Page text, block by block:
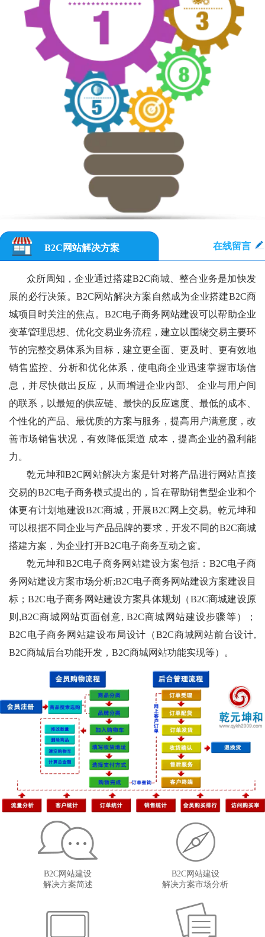
B2C网站解决方案 在线留言
众所周知，企业通过搭建B2C商城、整合业务是加快发
展的必行决策。B2C网站解决方案自然成为企业搭建B2C商
城项目时关注的焦点。B2C电子商务网站建设可以帮助企业
变革管理思想、优化交易业务流程，建立以围绕交易主要环
节的完整交易体系为目标，建立更全面、更及时、更有效地
销售监控、分析和优化体系，使电商企业迅速掌握市场信
息，并尽快做出反应，从而增进企业内部、 企业与用户间
的联系，以最短的供应链、最快的反应速度、最低的成本、
个性化的产品、最优质的方案与服务，提高用户满意度，改
善市场销售状况，有效降低渠道 成本，提高企业的盈利能
力。
乾元坤和B2C网站解决方案是针对将产品进行网站直接
交易的B2C电子商务模式提出的，旨在帮助销售型企业和个
体更有计划地建设B2C商城，开展B2C网上交易。乾元坤和
可以根据不同企业与产品品牌的要求，开发不同的B2C商城
搭建方案，为企业打开B2C电子商务互动之窗。
乾元坤和B2C电子商务网站建设方案包括：B2C电子商
务网站建设方案市场分析;B2C电子商务网站建设方案建设目
标；B2C电子商务网站建设方案具体规划（B2C商城建设原
则,B2C商城网站页面创意, B2C商城网站建设步骤等）；
B2C电子商务网站建设布局设计（B2C商城网站前台设计,
B2C商城后台功能开发，B2C商城网站功能实现等）。
B2C网站建设
解决方案简述
B2C网站建设
解决方案市场分析